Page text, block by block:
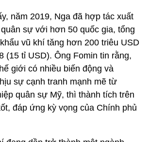
năm 2019, Nga đã hợp tác xuất
sự với hơn 50 quốc gia, tổng
vũ khí tăng hơn 200 triêu USD
(15 tỉ USD). Ông Fomin tin rằng,
giới có nhiều biến động và
sự cạnh tranh mạnh mẽ từ
quân sự Mỹ, thì thành tích trên
đáp ứng kỳ vọng của Chính phủ